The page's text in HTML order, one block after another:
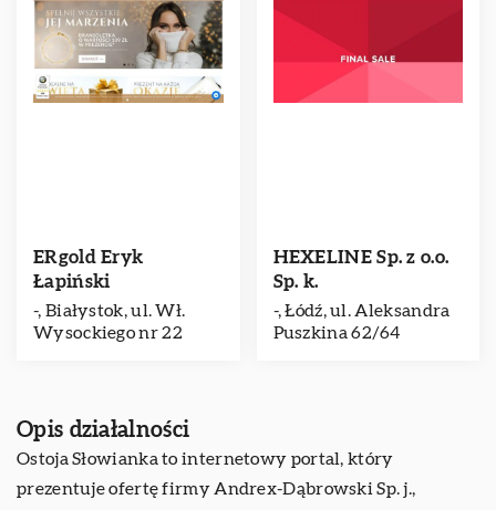
ERgold Eryk
Łapiński
-, Białystok, ul. Wł.
Wysockiego nr 22
HEXELINE Sp. z o.o.
Sp. k.
-, Łódź, ul. Aleksandra
Puszkina 62/64
Opis działalności
Ostoja Słowianka to internetowy portal, który
prezentuje ofertę firmy Andrex-Dąbrowski Sp. j.,